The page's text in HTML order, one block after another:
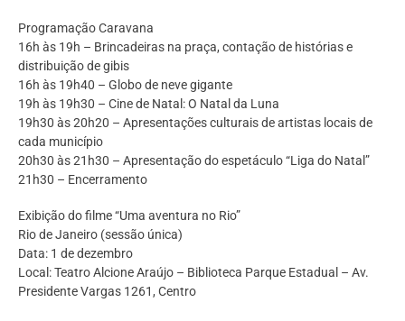
Programação Caravana
16h às 19h – Brincadeiras na praça, contação de histórias e
distribuição de gibis
16h às 19h40 – Globo de neve gigante
19h às 19h30 – Cine de Natal: O Natal da Luna
19h30 às 20h20 – Apresentações culturais de artistas locais de
cada município
20h30 às 21h30 – Apresentação do espetáculo “Liga do Natal”
21h30 – Encerramento
Exibição do filme “Uma aventura no Rio”
Rio de Janeiro (sessão única)
Data: 1 de dezembro
Local: Teatro Alcione Araújo – Biblioteca Parque Estadual – Av.
Presidente Vargas 1261, Centro